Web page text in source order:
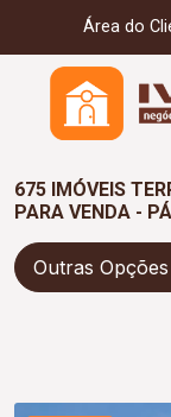
Área do
675 IMÓVEIS
PARA VENDA -
Outras Opções